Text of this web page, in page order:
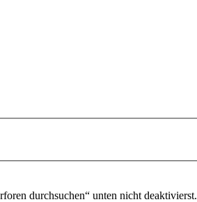
durchsuchen“ unten nicht deaktivierst.